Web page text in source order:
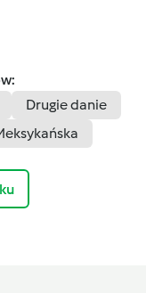
Drugie danie